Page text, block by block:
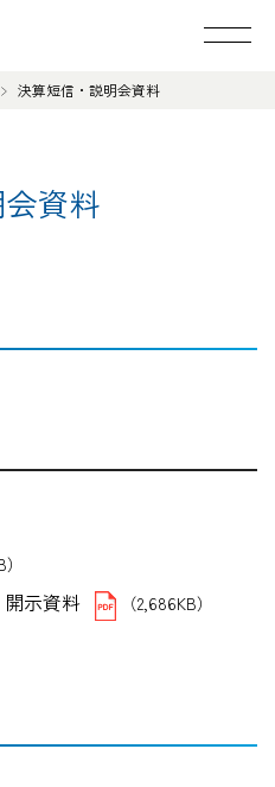
決算短信・説明会資料
資料
開示資料 （2,686KB）